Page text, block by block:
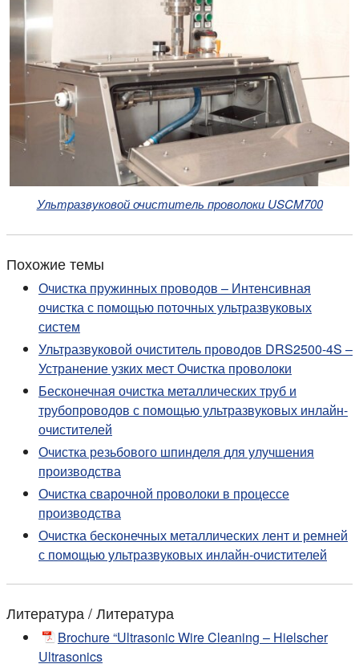
Ультразвуковой очиститель проволоки USCM700
Похожие темы
Очистка пружинных проводов – Интенсивная
очистка с помощью поточных ультразвуковых
систем
Ультразвуковой очиститель проводов DRS2500-4S –
Устранение узких мест Очистка проволоки
Бесконечная очистка металлических труб и
трубопроводов с помощью ультразвуковых инлайн-
очистителей
Очистка резьбового шпинделя для улучшения
производства
Очистка сварочной проволоки в процессе
производства
Очистка бесконечных металлических лент и ремней
с помощью ультразвуковых инлайн-очистителей
Литература / Литература
Brochure “Ultrasonic Wire Cleaning – Hielscher
Ultrasonics